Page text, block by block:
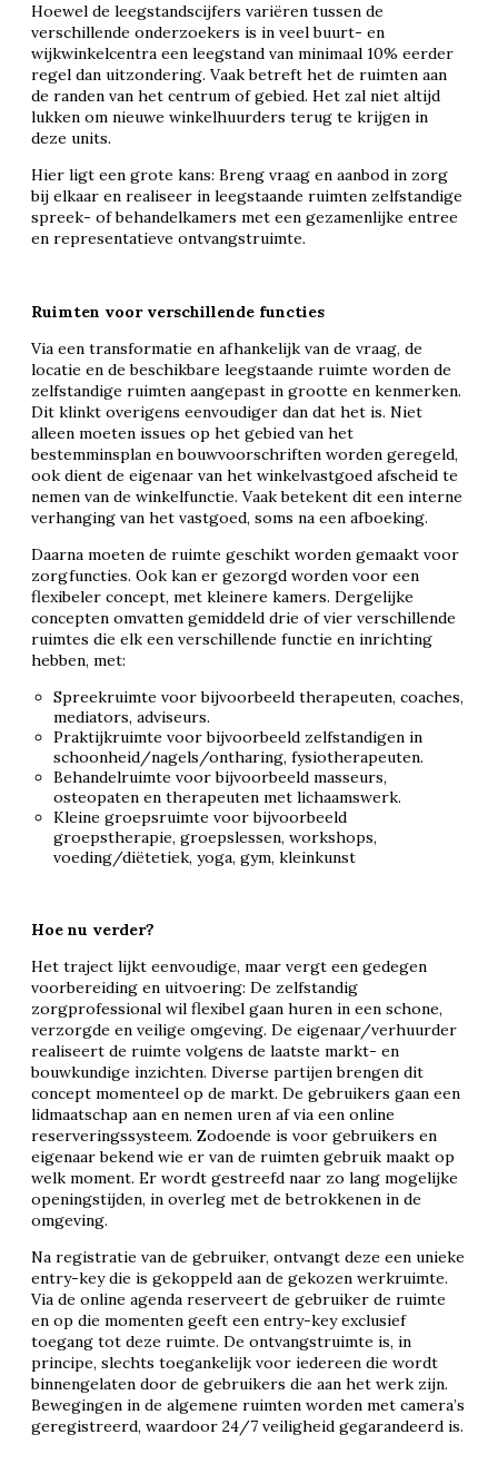
Hoewel de leegstandscijfers variëren tussen de
verschillende onderzoekers is in veel buurt- en
wijkwinkelcentra een leegstand van minimaal 10% eerder
regel dan uitzondering. Vaak betreft het de ruimten aan
de randen van het centrum of gebied. Het zal niet altijd
lukken om nieuwe winkelhuurders terug te krijgen in
deze units.
Hier ligt een grote kans: Breng vraag en aanbod in zorg
bij elkaar en realiseer in leegstaande ruimten zelfstandige
spreek- of behandelkamers met een gezamenlijke entree
en representatieve ontvangstruimte.
Ruimten voor verschillende functies
Via een transformatie en afhankelijk van de vraag, de
locatie en de beschikbare leegstaande ruimte worden de
zelfstandige ruimten aangepast in grootte en kenmerken.
Dit klinkt overigens eenvoudiger dan dat het is. Niet
alleen moeten issues op het gebied van het
bestemminsplan en bouwvoorschriften worden geregeld,
ook dient de eigenaar van het winkelvastgoed afscheid te
nemen van de winkelfunctie. Vaak betekent dit een interne
verhanging van het vastgoed, soms na een afboeking.
Daarna moeten de ruimte geschikt worden gemaakt voor
zorgfuncties. Ook kan er gezorgd worden voor een
flexibeler concept, met kleinere kamers. Dergelijke
concepten omvatten gemiddeld drie of vier verschillende
ruimtes die elk een verschillende functie en inrichting
hebben, met:
Spreekruimte voor bijvoorbeeld therapeuten, coaches,
mediators, adviseurs.
Praktijkruimte voor bijvoorbeeld zelfstandigen in
schoonheid/nagels/ontharing, fysiotherapeuten.
Behandelruimte voor bijvoorbeeld masseurs,
osteopaten en therapeuten met lichaamswerk.
Kleine groepsruimte voor bijvoorbeeld
groepstherapie, groepslessen, workshops,
voeding/diëtetiek, yoga, gym, kleinkunst
Hoe nu verder?
Het traject lijkt eenvoudige, maar vergt een gedegen
voorbereiding en uitvoering: De zelfstandig
zorgprofessional wil flexibel gaan huren in een schone,
verzorgde en veilige omgeving. De eigenaar/verhuurder
realiseert de ruimte volgens de laatste markt- en
bouwkundige inzichten. Diverse partijen brengen dit
concept momenteel op de markt. De gebruikers gaan een
lidmaatschap aan en nemen uren af via een online
reserveringssysteem. Zodoende is voor gebruikers en
eigenaar bekend wie er van de ruimten gebruik maakt op
welk moment. Er wordt gestreefd naar zo lang mogelijke
openingstijden, in overleg met de betrokkenen in de
omgeving.
Na registratie van de gebruiker, ontvangt deze een unieke
entry-key die is gekoppeld aan de gekozen werkruimte.
Via de online agenda reserveert de gebruiker de ruimte
en op die momenten geeft een entry-key exclusief
toegang tot deze ruimte. De ontvangstruimte is, in
principe, slechts toegankelijk voor iedereen die wordt
binnengelaten door de gebruikers die aan het werk zijn.
Bewegingen in de algemene ruimten worden met camera’s
geregistreerd, waardoor 24/7 veiligheid gegarandeerd is.